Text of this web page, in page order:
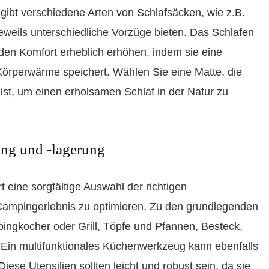
verschiedene Arten von Schlafsäcken, wie z.B.
unterschiedliche Vorzüge bieten. Das Schlafen
Komfort erheblich erhöhen, indem sie eine
speichert. Wählen Sie eine Matte, die
um einen erholsamen Schlaf in der Natur zu
und -lagerung
eine sorgfältige Auswahl der richtigen
zu optimieren. Zu den grundlegenden
oder Grill, Töpfe und Pfannen, Besteck,
multifunktionales Küchenwerkzeug kann ebenfalls
Utensilien sollten leicht und robust sein, da sie